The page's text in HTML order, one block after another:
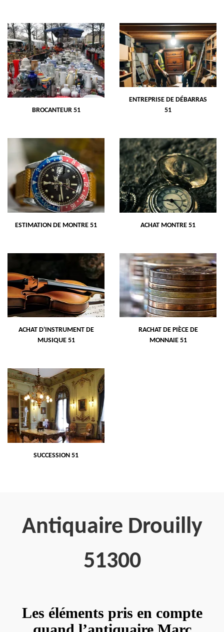
BROCANTEUR 51
ENTREPRISE DE DÉBARRAS
51
ESTIMATION DE MONTRE 51 ACHAT MONTRE 51
ACHAT D'INSTRUMENT DE
MUSIQUE 51
RACHAT DE PIÈCE DE
MONNAIE 51
SUCCESSION 51
Antiquaire Drouilly
51300
Les éléments pris en compte